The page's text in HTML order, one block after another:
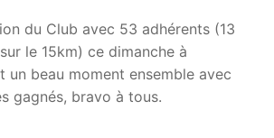
du Club avec 53 adhérents (13
le 15km) ce dimanche à
un beau moment ensemble avec
gagnés, bravo à tous.